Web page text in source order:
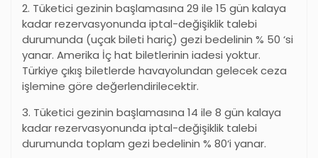
2. Tüketici gezinin başlamasına 29 ile 15 gün kalaya
kadar rezervasyonunda iptal-değişiklik talebi
durumunda (uçak bileti hariç) gezi bedelinin % 50 ‘si
yanar. Amerika İç hat biletlerinin iadesi yoktur.
Türkiye çıkış biletlerde havayolundan gelecek ceza
işlemine göre değerlendirilecektir.
3. Tüketici gezinin başlamasına 14 ile 8 gün kalaya
kadar rezervasyonunda iptal-değişiklik talebi
durumunda toplam gezi bedelinin % 80‘i yanar.